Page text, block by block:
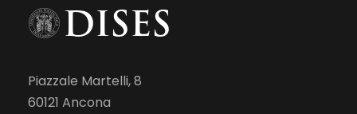
Piazzale Martelli, 8
60121 Ancona